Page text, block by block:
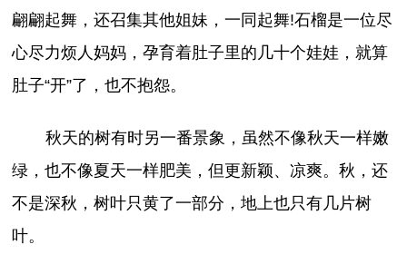
翩翩起舞，还召集其他姐妹，一同起舞!石榴是一位尽
心尽力烦人妈妈，孕育着肚子里的几十个娃娃，就算
肚子“开”了，也不抱怨。
秋天的树有时另一番景象，虽然不像秋天一样嫩
绿，也不像夏天一样肥美，但更新颖、凉爽。秋，还
不是深秋，树叶只黄了一部分，地上也只有几片树
叶。